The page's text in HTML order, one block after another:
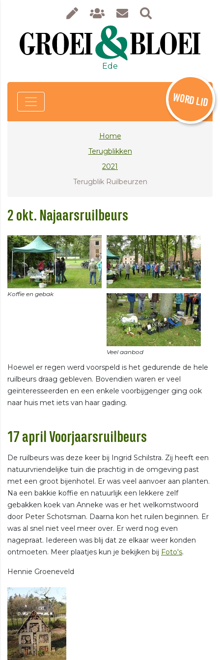
Ede
WORD LID
Home
Terugblikken
2021
Terugblik Ruilbeurzen
2 okt. Najaarsruilbeurs
Hoewel er regen werd voorspeld is het gedurende de hele
ruilbeurs draag gebleven. Bovendien waren er veel
geïnteresseerden en een enkele voorbijgenger ging ook
naar huis met iets van haar gading.
17 april Voorjaarsruilbeurs
De ruilbeurs was deze keer bij Ingrid Schilstra. Zij heeft een
natuurvriendelijke tuin die prachtig in de omgeving past
met een groot bijenhotel. Er was veel aanvoer aan planten.
Na een bakkie koffie en natuurlijk een lekkere zelf
gebakken koek van Anneke was er het welkomstwoord
door Peter Schotsman. Daarna kon het ruilen beginnen. Er
was al snel niet veel meer over. Er werd nog even
nagepraat. Iedereen was blij dat ze elkaar weer konden
ontmoeten. Meer plaatjes kun je bekijken bij Foto's.
Hennie Groeneveld